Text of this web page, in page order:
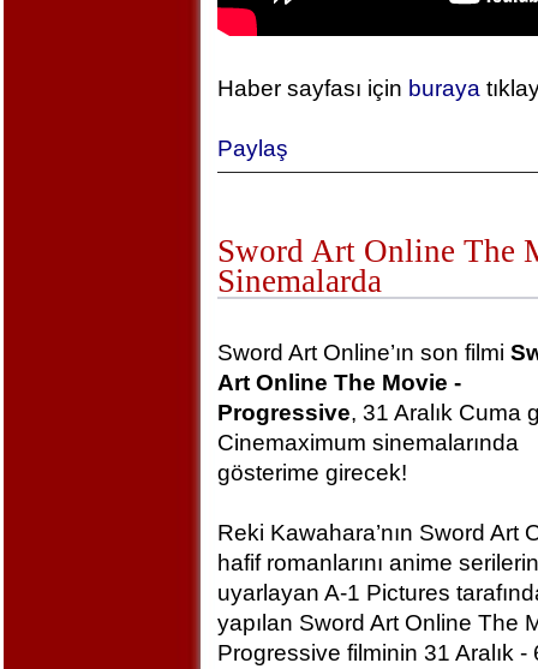
Haber sayfası için buraya
Paylaş
Sword Art Online The
Sinemalarda
Sword Art Online’ın son filmi
Art Online The Movie -
Progressive, 31 Aralık Cuma
Cinemaximum sinemalarında
gösterime girecek!
Reki Kawahara’nın Sword Art
hafif romanlarını anime
uyarlayan A-1 Pictures
yapılan Sword Art Online The
Progressive filminin 31 Aralık -